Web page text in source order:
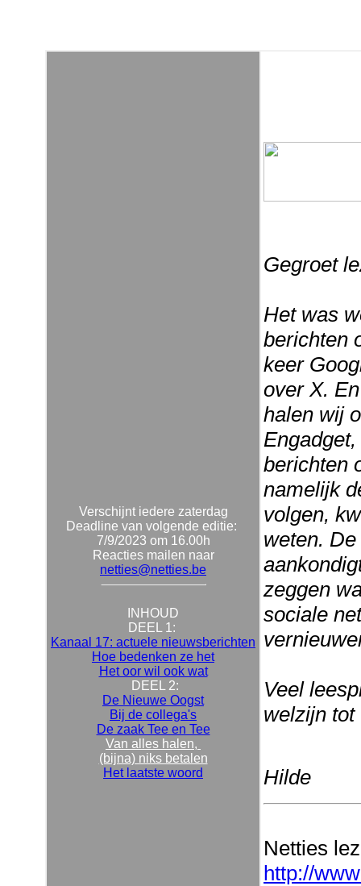
Verschijnt iedere zaterdag
Deadline van volgende editie:
7/9/2023 om 16.00h
Reacties mailen naar
netties@netties.be
INHOUD
DEEL 1:
Kanaal 17: actuele nieuwsberichten
Hoe bedenken ze het
Het oor wil ook wat
DEEL 2:
De Nieuwe Oogst
Bij de collega's
De zaak Tee en Tee
Van alles halen,
(bijna) niks betalen
Het laatste woord
Gegroet
Het was
berichten
keer
over X.
halen wij
berichten
namelijk
volgen,
weten.
zeggen
sociale
Veel
welzijn tot
Hilde
Netties
http://